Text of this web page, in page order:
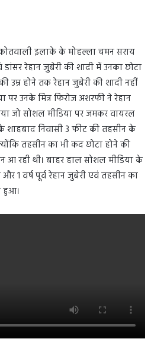
इलाके के मोहल्ला चमन सराय
डांसर रेहान जुबेरी की शादी में उनका छोटा
उम्र होने तक रेहान जुबेरी की शादी नहीं
पर उनके मित्र फिरोज अशरफी ने रेहान
जो सोशल मीडिया पर जमकर वायरल
निवासी 3 फीट की तहसीन के
तहसीन का भी कद छोटा होने की
आ रही थी। बाहर हाल सोशल मीडिया के
1 वर्ष पूर्व रेहान जुबेरी एवं तहसीन का
हुआ।